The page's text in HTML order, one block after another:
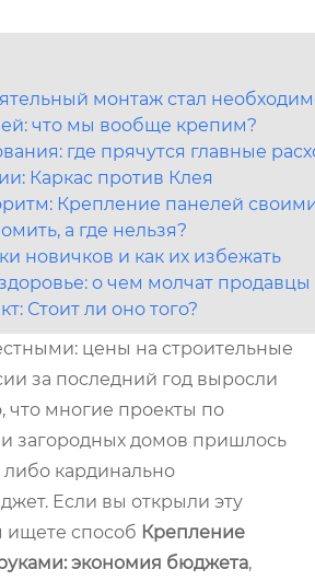
монтаж стал
что мы вообще крепим?
где прячутся главные
Каркас против Клея
Крепление панелей
а где нельзя?
новичков и как их избежать
о чем молчат продавцы
Стоит ли оно того?
цены на строительные
за последний год выросли
что многие проекты по
загородных домов пришлось
кардинально
Если вы открыли эту
ищете способ Крепление
экономия бюджета,